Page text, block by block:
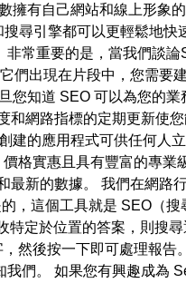
有自己網站和線上形象
尋引擎都可以更輕鬆地快
常重要的是，當我們談論
們出現在片段中，您需要
知道 SEO 可以為您的
網路指標的定期更新使
建的應用程式可供任何人
格實惠且具有豐富的專業
新的數據。 我們在網路
的，這個工具就是 SEO（
定於位置的答案，則搜
然後按一下即可處理報告
們。 如果您有興趣成為